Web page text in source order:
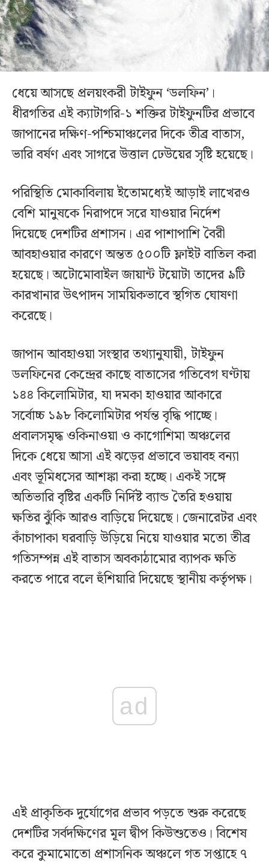
ধেয়ে আসছে প্রলয়ংকরী টাইফুন ‌‘ডলফিন’।
ধীরগতির এই ক্যাটাগরি-১ শক্তির টাইফুনটির প্রভাবে
জাপানের দক্ষিণ-পশ্চিমাঞ্চলের দিকে তীব্র বাতাস,
ভারি বর্ষণ এবং সাগরে উত্তাল ঢেউয়ের সৃষ্টি হয়েছে।
পরিস্থিতি মোকাবিলায় ইতোমধ্যেই আড়াই লাখেরও
বেশি মানুষকে নিরাপদে সরে যাওয়ার নির্দেশ
দিয়েছে দেশটির প্রশাসন। এর পাশাপাশি বৈরী
আবহাওয়ার কারণে অন্তত ৫০০টি ফ্লাইট বাতিল করা
হয়েছে। অটোমোবাইল জায়ান্ট টয়োটা তাদের ৯টি
কারখানার উৎপাদন সাময়িকভাবে স্থগিত ঘোষণা
করেছে।
জাপান আবহাওয়া সংস্থার তথ্যানুযায়ী, টাইফুন
ডলফিনের কেন্দ্রের কাছে বাতাসের গতিবেগ ঘণ্টায়
১৪৪ কিলোমিটার, যা দমকা হাওয়ার আকারে
সর্বোচ্চ ১৯৮ কিলোমিটার পর্যন্ত বৃদ্ধি পাচ্ছে।
প্রবালসমৃদ্ধ ওকিনাওয়া ও কাগোশিমা অঞ্চলের
দিকে ধেয়ে আসা এই ঝড়ের প্রভাবে ভয়াবহ বন্যা
এবং ভূমিধসের আশঙ্কা করা হচ্ছে। একই সঙ্গে
অতিভারি বৃষ্টির একটি নির্দিষ্ট ব্যান্ড তৈরি হওয়ায়
ক্ষতির ঝুঁকি আরও বাড়িয়ে দিয়েছে। জেনারেটর এবং
কাঁচাপাকা ঘরবাড়ি উড়িয়ে নিয়ে যাওয়ার মতো তীব্র
গতিসম্পন্ন এই বাতাস অবকাঠামোর ব্যাপক ক্ষতি
করতে পারে বলে হুঁশিয়ারি দিয়েছে স্থানীয় কর্তৃপক্ষ।
ad
এই প্রাকৃতিক দুর্যোগের প্রভাব পড়তে শুরু করেছে
দেশটির সর্বদক্ষিণের মূল দ্বীপ কিউশুতেও। বিশেষ
করে কুমামোতো প্রশাসনিক অঞ্চলে গত সপ্তাহে ৭